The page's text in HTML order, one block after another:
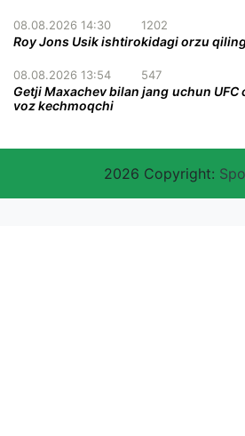
08.08.2026 14:30 1202
Roy Jons Usik ishtirokidagi orzu
08.08.2026 13:54 547
Getji Maxachev bilan jang uchun
voz kechmoqchi
2026 Copyright: